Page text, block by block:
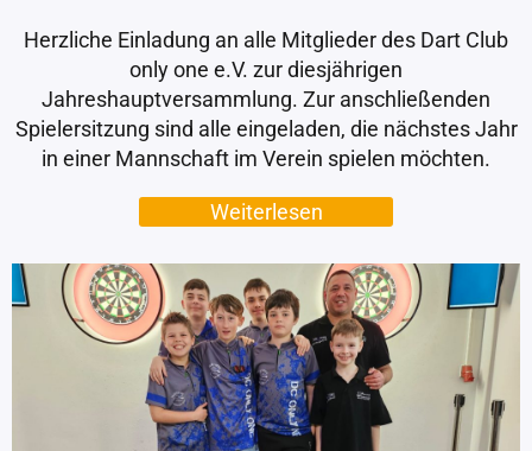
Herzliche Einladung an alle Mitglieder des Dart Club
only one e.V. zur diesjährigen
Jahreshauptversammlung. Zur anschließenden
Spielersitzung sind alle eingeladen, die nächstes Jahr
in einer Mannschaft im Verein spielen möchten.
Weiterlesen